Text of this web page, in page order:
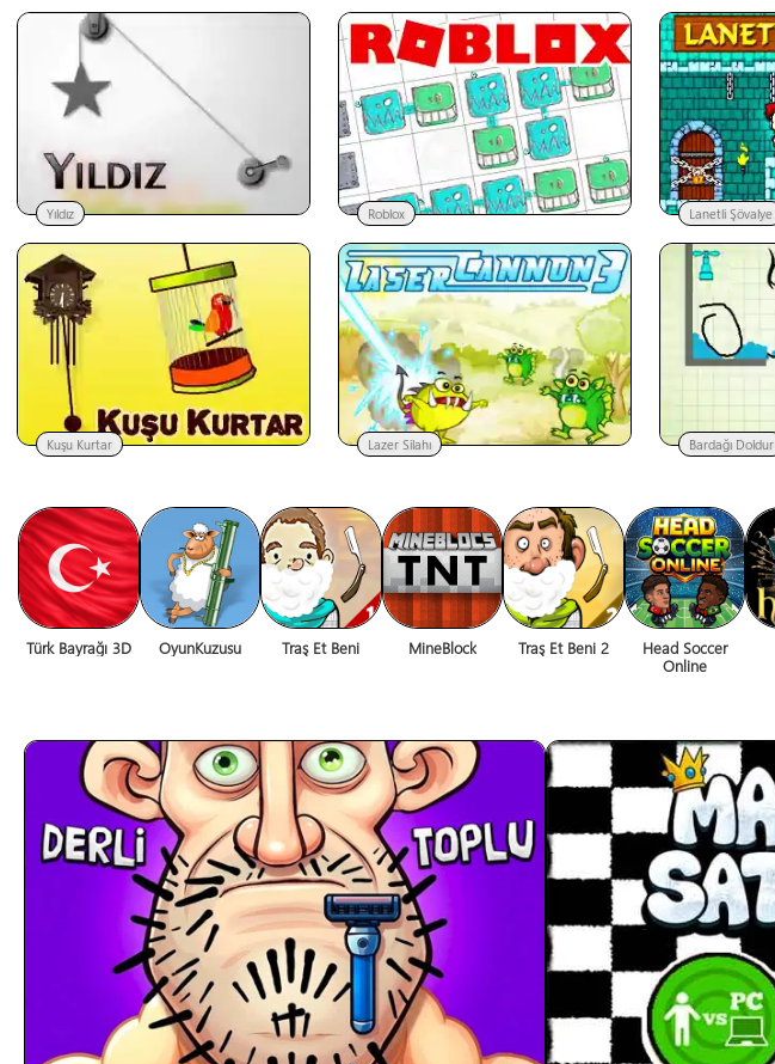
Yıldız Roblox Lanetli Şövalye
Kuşu Kurtar Lazer Silahı Bardağı Doldur
Türk Bayrağı 3D OyunKuzusu Traş Et Beni MineBlock Traş Et Beni 2
Head Soccer
Online